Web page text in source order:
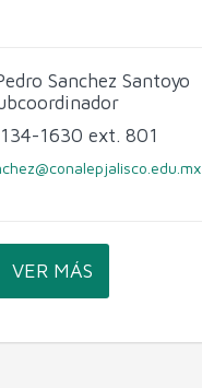
Sanchez Santoyo
1630 ext. 801
VER MÁS